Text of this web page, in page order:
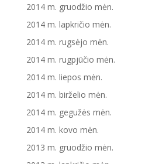
2014 m. gruodžio mėn.
2014 m. lapkričio mėn.
2014 m. rugsėjo mėn.
2014 m. rugpjūčio mėn.
2014 m. liepos mėn.
2014 m. birželio mėn.
2014 m. gegužės mėn.
2014 m. kovo mėn.
2013 m. gruodžio mėn.